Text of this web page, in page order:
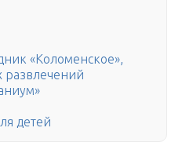
«Коломенское»,
развлечений
детей